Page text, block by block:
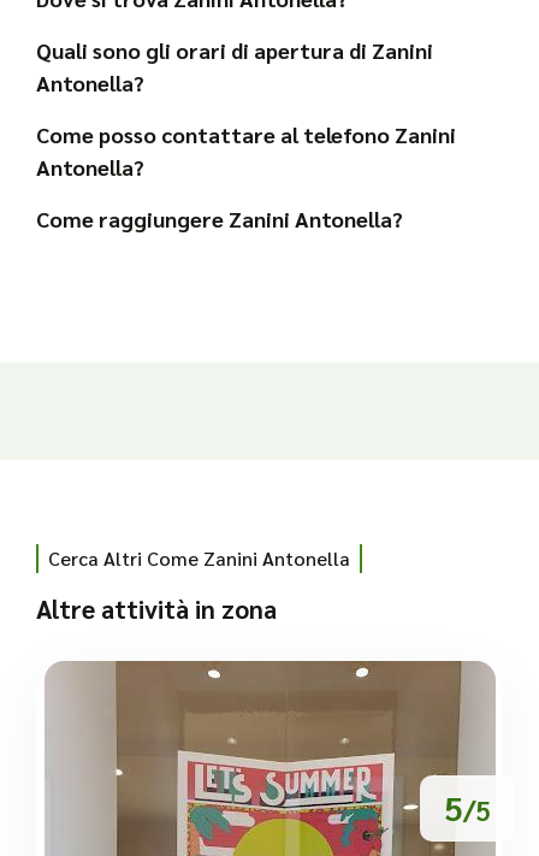
Quali sono gli orari di apertura di Zanini
Antonella?
Come posso contattare al telefono Zanini
Antonella?
Come raggiungere Zanini Antonella?
Cerca Altri Come Zanini Antonella
Altre attività in zona
5/5